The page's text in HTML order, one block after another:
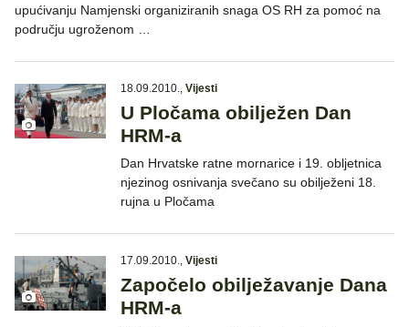
upućivanju Namjenski organiziranih snaga OS RH za pomoć na
području ugroženom …
18.09.2010., Vijesti
U Pločama obilježen Dan
HRM-a
Dan Hrvatske ratne mornarice i 19. obljetnica
njezinog osnivanja svečano su obilježeni 18.
rujna u Pločama
17.09.2010., Vijesti
Započelo obilježavanje Dana
HRM-a